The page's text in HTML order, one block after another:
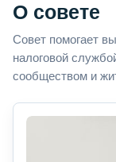
О совете
Совет помогает
налоговой
сообществом и